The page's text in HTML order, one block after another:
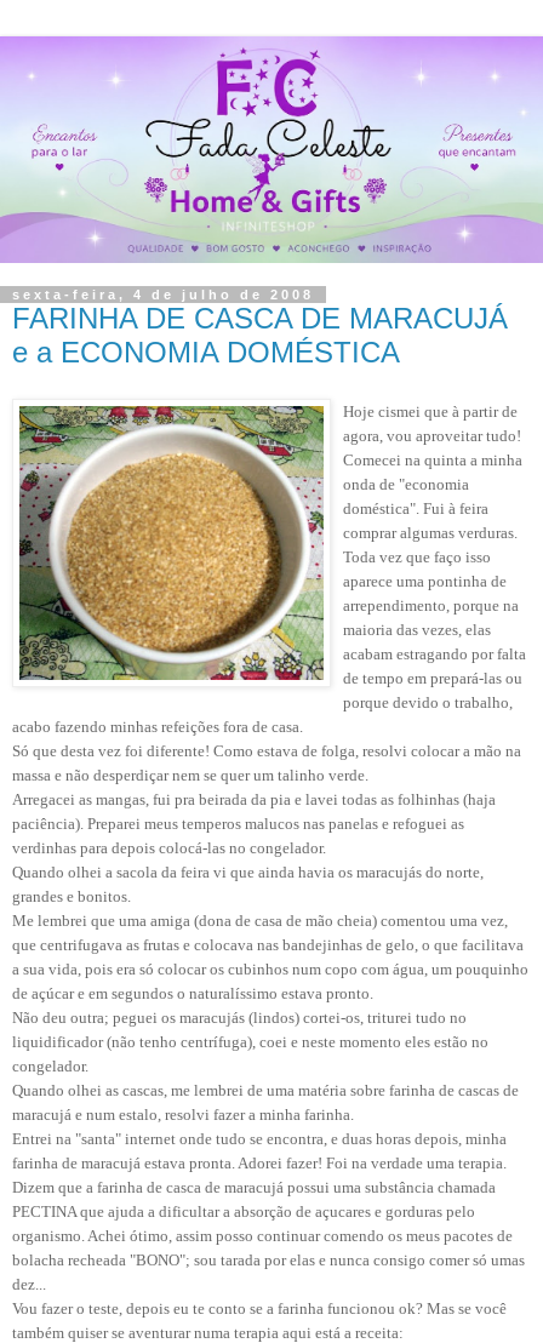
sexta-feira, 4 de julho de 2008
FARINHA DE CASCA DE MARACUJÁ
e a ECONOMIA DOMÉSTICA
Hoje cismei que à partir de
agora, vou aproveitar tudo!
Comecei na quinta a minha
onda de "economia
doméstica". Fui à feira
comprar algumas verduras.
Toda vez que faço isso
aparece uma pontinha de
arrependimento, porque na
maioria das vezes, elas
acabam estragando por falta
de tempo em prepará-las ou
porque devido o trabalho,
acabo fazendo minhas refeições fora de casa.
Só que desta vez foi diferente! Como estava de folga, resolvi colocar a mão na
massa e não desperdiçar nem se quer um talinho verde.
Arregacei as mangas, fui pra beirada da pia e lavei todas as folhinhas (haja
paciência). Preparei meus temperos malucos nas panelas e refoguei as
verdinhas para depois colocá-las no congelador.
Quando olhei a sacola da feira vi que ainda havia os maracujás do norte,
grandes e bonitos.
Me lembrei que uma amiga (dona de casa de mão cheia) comentou uma vez,
que centrifugava as frutas e colocava nas bandejinhas de gelo, o que facilitava
a sua vida, pois era só colocar os cubinhos num copo com água, um pouquinho
de açúcar e em segundos o naturalíssimo estava pronto.
Não deu outra; peguei os maracujás (lindos) cortei-os, triturei tudo no
liquidificador (não tenho centrífuga), coei e neste momento eles estão no
congelador.
Quando olhei as cascas, me lembrei de uma matéria sobre farinha de cascas de
maracujá e num estalo, resolvi fazer a minha farinha.
Entrei na "santa" internet onde tudo se encontra, e duas horas depois, minha
farinha de maracujá estava pronta. Adorei fazer! Foi na verdade uma terapia.
Dizem que a farinha de casca de maracujá possui uma substância chamada
PECTINA que ajuda a dificultar a absorção de açucares e gorduras pelo
organismo. Achei ótimo, assim posso continuar comendo os meus pacotes de
bolacha recheada "BONO"; sou tarada por elas e nunca consigo comer só umas
dez...
Vou fazer o teste, depois eu te conto se a farinha funcionou ok? Mas se você
também quiser se aventurar numa terapia aqui está a receita: